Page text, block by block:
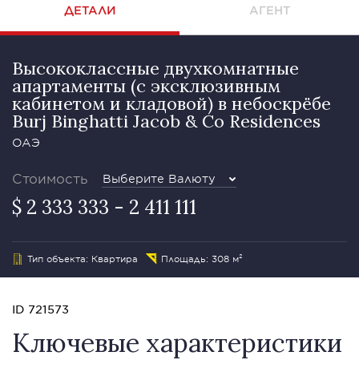
ДЕТАЛИ АГЕНТ
Высококлассные двухкомнатные
апартаменты (с эксклюзивным
кабинетом и кладовой) в небоскрёбе
Burj Binghatti Jacob & Co Residences
ОАЭ
Стоимость Выберите Валюту
$ 2 333 333 - 2 411 111
Тип объекта: Квартира Площадь: 308 м²
ID 721573
Ключевые характеристики